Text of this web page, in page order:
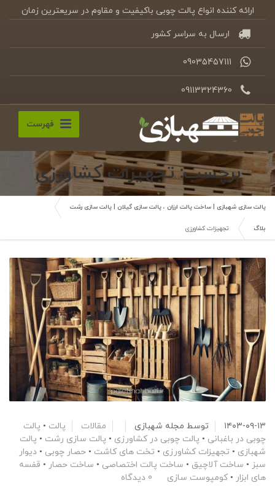
ارائه کننده انواع پالت چوبی باکیفیت و مقاوم در سریعترین زمان
ارسال به سراسر کشور
09035457111
09113324360
فهرست
برچسب: تجهیزات کشاورزی
پالت سازی شهبازی | ساخت پالت ارزان ، پالت سازی گیلان | پالت سازی رشت
بلاگ تجهیزات کشاورزی
۱۴۰۳-۰۹-۱۳ توسط مجله شهبازی مقالات پالت • پالت
چوبی در باغبانی • پالت چوبی در کشاورزی • پالت سازی رشت • پالت
شهبازی • تجهیزات کشاورزی • تخت های کاشت • حصار چوبی • دیوار
سبز • ساخت آلاچیق • ساخت پالت اختصاصی • ساخت حصار • قفسه
های ابزار •کومپوست سازی 0 دیدگاه